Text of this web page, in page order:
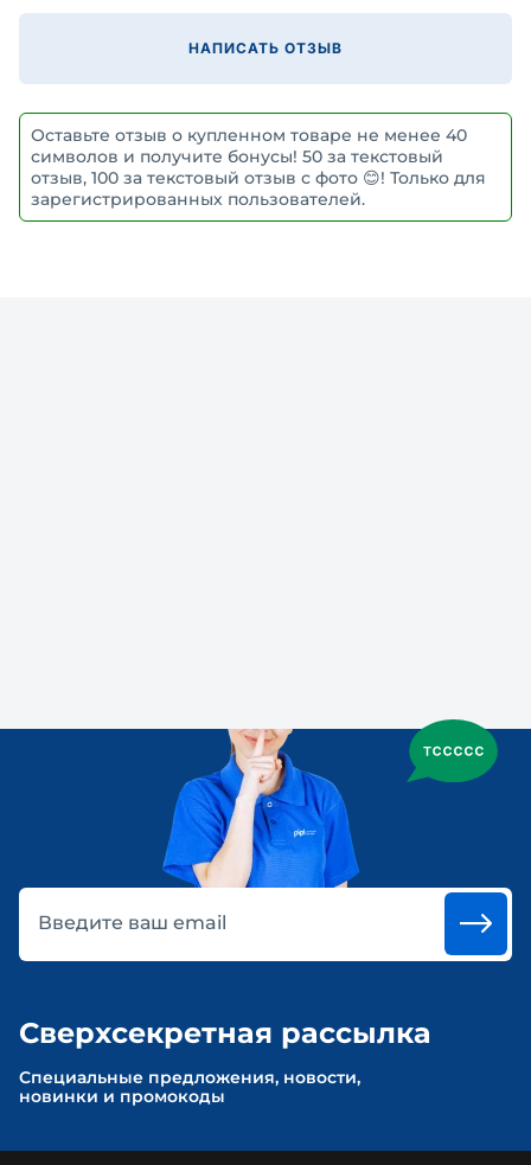
НАПИСАТЬ ОТЗЫВ
Оставьте отзыв о купленном товаре не менее 40
символов и получите бонусы! 50 за текстовый
отзыв, 100 за текстовый отзыв с фото 😊! Только для
зарегистрированных пользователей.
Введите ваш email
Сверхсекретная рассылка
Cпециальные предложения, новости,
новинки и промокоды